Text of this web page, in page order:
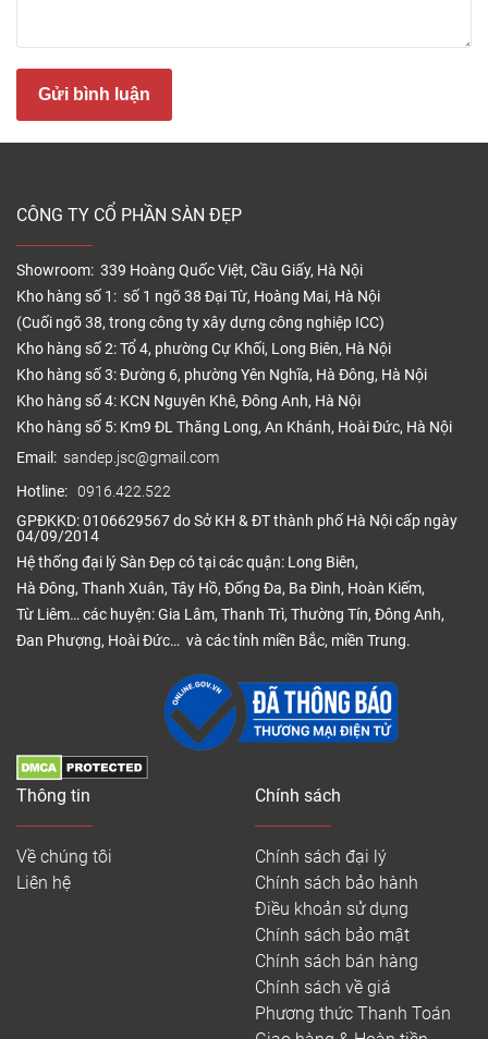
– Cấu trúc cốt gỗ HDF, MDF bền vững, không cong
vênh, không co ngót khi thời tiết thay đổi, chịu nước
cực tốt nên luôn ổn định.
– Bề mặt được xử lý phủ melamine chống xước để
– Độ dày của tấm gỗ công nghiệp ốp sàn cầu thang
dày 12mm và 15mm rất chắc chắn tạo cảm giác êm
chân, thoải mái khi sử dụng.
– Thi công dễ dàng, nhanh chóng bằng đinh vít và
keo chuyên dụng nên có thể sử dụng ngay sau khi
lắp đặt.
Việc sử dụng các loại vật liệu làm lan can cầu thang
như gỗ tự nhiên, inox hay kính cường lực hết hợp với
việc sử dụng gỗ công nghiệp để lắp đặt mặt sàn
gian cầu thang sự hài hòa và sang trọng.
Cầu thang ốp sàn và cổ bậc bằng ván gỗ công
nghiệp chất lượng cao, màu sắc sang trọng
2. Báo giá sàn gỗ cầu thang năm 2026
– Giá sàn gỗ cầu thang công nghiệp rẻ chỉ khoảng
700.000đ/m2, bằng 1/3 giá gỗ tự nhiên và được
đánh giá là có mức giá thấp hơn những loại vật liệu
Gửi bình luận
CÔNG TY CỔ PHẦN SÀN ĐẸP
Showroom: 339 Hoàng Quốc Việt, Cầu Giấy, Hà Nội
Kho hàng số 1: số 1 ngõ 38 Đại Từ, Hoàng Mai, Hà Nội
(Cuối ngõ 38, trong công ty xây dựng công nghiệp ICC)
Kho hàng số 2: Tổ 4, phường Cự Khối, Long Biên, Hà Nội
Kho hàng số 3: Đường 6, phường Yên Nghĩa, Hà Đông, Hà Nội
Kho hàng số 4: KCN Nguyên Khê, Đông Anh, Hà Nội
Kho hàng số 5: Km9 ĐL Thăng Long, An Khánh, Hoài Đức, Hà Nội
Email: sandep.jsc@gmail.com
Hotline: 0916.422.522
GPĐKKD: 0106629567 do Sở KH & ĐT thành phố Hà Nội cấp ngày
04/09/2014
Hệ thống đại lý Sàn Đẹp có tại các quận: Long Biên,
Hà Đông, Thanh Xuân, Tây Hồ, Đống Đa, Ba Đình, Hoàn Kiếm,
Từ Liêm… các huyện: Gia Lâm, Thanh Trì, Thường Tín, Đông Anh,
Đan Phượng, Hoài Đức… và các tỉnh miền Bắc, miền Trung.
Thông tin
Về chúng tôi
Liên hệ
Chính sách
Chính sách đại lý
Chính sách bảo hành
Điều khoản sử dụng
Chính sách bảo mật
Chính sách bán hàng
Chính sách về giá
Phương thức Thanh Toán